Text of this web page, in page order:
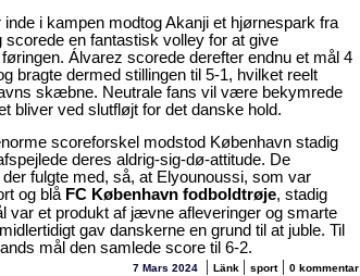
inde i kampen modtog Akanji et hjørnespark fra
scorede en fantastisk volley for at give
Álvarez scorede derefter endnu et mål 4
bragte dermed stillingen til 5-1, hvilket reelt
skæbne. Neutrale fans vil være bekymrede
bliver ved slutfløjt for det danske hold.
scoreforskel modstod København stadig
deres aldrig-sig-dø-attitude. De
fulgte med, så, at Elyounoussi, som var
og blå FC København fodboldtrøje, stadig
var et produkt af jævne afleveringer og smarte
gav danskerne en grund til at juble. Til
mål den samlede score til 6-2.
7 Mars 2024 | Länk | sport| 0 kommentar